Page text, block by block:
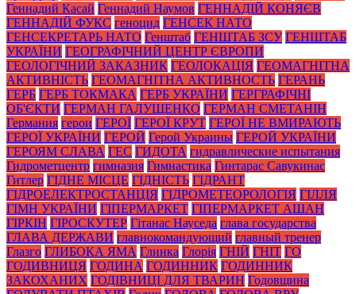
Геннадий Касай Геннадий Наумов ГЕННАДІЙ КОНЯЄВ
ГЕННАДІЙ ФУКС геноцид ГЕНСЕК НАТО
ГЕНСЕКРЕТАРЬ НАТО Генштаб ГЕНШТАБ ЗСУ ГЕНШТАБ
УКРАЇНИ ГЕОГРАФІЧНИЙ ЦЕНТР ЄВРОПИ
ГЕОЛОГІЧНИЙ ЗАКАЗНИК ГЕОЛОКАЦІЯ ГЕОМАГНІТНА
АКТИВНІСТЬ ГЕОМАГНІТНА АКТИВНОСТЬ ГЕРАНЬ
ГЕРБ ГЕРБ ТОКМАКА ГЕРБ УКРАЇНИ ГЕРГРАФІЧНІ
ОБ'ЄКТИ ГЕРМАН ГАЛУЩЕНКО ГЕРМАН СМЕТАНІН
Германия герои ГЕРОЇ ГЕРОЇ КРУТ ГЕРОЇ НЕ ВМИРАЮТЬ
ГЕРОЇ УКРАЇНИ ГЕРОЙ Герой Украины ГЕРОЙ УКРАЇНИ
ГЕРОЯМ СЛАВА ГЕС ГИДОТА гидравлические испытания
Гидрометцентр гимназия Гимнастика Гинтарас Савукинас
Гитлер ГІДНЕ МІСЦЕ ГІДНІСТЬ ГІДРАНТ
ГІДРОЕЛЕКТРОСТАНЦІЯ ГІДРОМЕТЕОРОЛОГІЯ ГІЛЛЯ
ГІМН УКРАЇНИ ГІПЕРМАРКЕТ ГІПЕРМАРКЕТ АШАН
ГІРКІН ГІРОСКУТЕР Гітанас Науседа глава государства
ГЛАВА ДЕРЖАВИ главнокомандующий главный тренер
Глазго ГЛИБОКА ЯМА Глинка Глорія ГНІЙ ГНІТ ГО
ГОДИВНИЦЯ ГОДИНА ГОДИННИК ГОДИННИК
ЗАКОХАНИХ ГОДІВНИЦІ ДЛЯ ТВАРИН Годовщина